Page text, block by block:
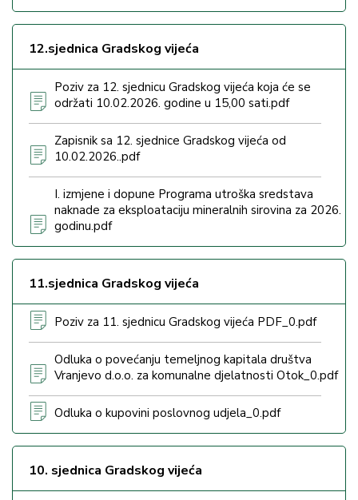
12.sjednica Gradskog vijeća
Poziv za 12. sjednicu Gradskog vijeća koja će se
održati 10.02.2026. godine u 15,00 sati.pdf
Zapisnik sa 12. sjednice Gradskog vijeća od
10.02.2026..pdf
I. izmjene i dopune Programa utroška sredstava
naknade za eksploataciju mineralnih sirovina za 2026.
godinu.pdf
11.sjednica Gradskog vijeća
Poziv za 11. sjednicu Gradskog vijeća PDF_0.pdf
Odluka o povećanju temeljnog kapitala društva
Vranjevo d.o.o. za komunalne djelatnosti Otok_0.pdf
Odluka o kupovini poslovnog udjela_0.pdf
10. sjednica Gradskog vijeća